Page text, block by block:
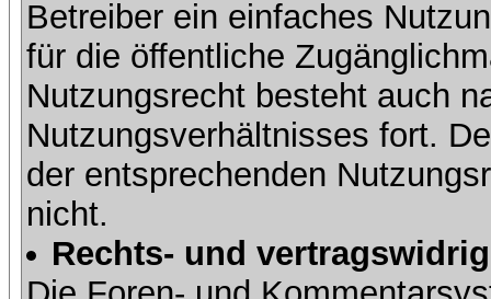
Betreiber ein einfaches
für die öffentliche
Nutzungsrecht besteht auch
Nutzungsverhältnisses fort.
der entsprechenden
nicht.
Rechts- und